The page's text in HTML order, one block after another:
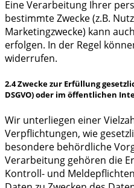
Eine Verarbeitung Ihrer
bestimmte Zwecke (z.B.
Marketingzwecke) kann
erfolgen. In der Regel
widerrufen.
2.4 Zwecke zur Erfüllung
DSGVO) oder im öffentlichen
Wir unterliegen einer
Verpflichtungen, wie
besondere behördliche
Verarbeitung gehören die
Kontroll- und